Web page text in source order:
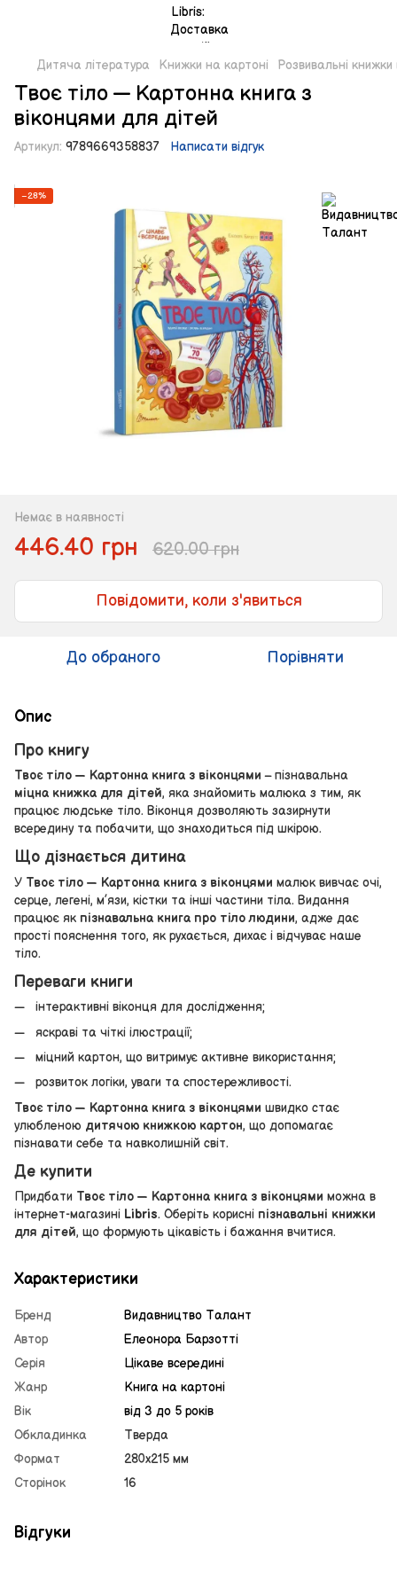
Дитяча література Книжки на картоні Розвивальні
Твоє тіло — Картонна книга з
віконцями для дітей
Артикул: 9789669358837 Написати відгук
−28%
Немає в наявності
446.40 грн 620.00 грн
Повідомити, коли з'явиться
До обраного Порівняти
Опис
Про книгу
Твоє тіло — Картонна книга з віконцями – пізнавальна
міцна книжка для дітей, яка знайомить малюка з тим, як
працює людське тіло. Віконця дозволяють зазирнути
всередину та побачити, що знаходиться під шкірою.
Що дізнається дитина
У Твоє тіло — Картонна книга з віконцями малюк вивчає очі,
серце, легені, м’язи, кістки та інші частини тіла. Видання
працює як пізнавальна книга про тіло людини, адже дає
прості пояснення того, як рухається, дихає і відчуває наше
тіло.
Переваги книги
інтерактивні віконця для дослідження;
яскраві та чіткі ілюстрації;
міцний картон, що витримує активне використання;
розвиток логіки, уваги та спостережливості.
Твоє тіло — Картонна книга з віконцями швидко стає
улюбленою дитячою книжкою картон, що допомагає
пізнавати себе та навколишній світ.
Де купити
Придбати Твоє тіло — Картонна книга з віконцями можна в
інтернет-магазині Libris. Оберіть корисні пізнавальні книжки
для дітей, що формують цікавість і бажання вчитися.
Характеристики
Бренд
Видавництво Талант
Автор
Елеонора Барзотті
Серія
Цікаве всередині
Жанр
Книга на картоні
Вік
від 3 до 5 років
Обкладинка
Тверда
Формат
280х215 мм
Сторінок
16
Відгуки